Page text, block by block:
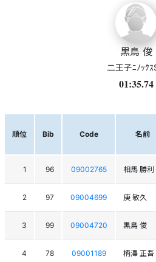
黒鳥 俊
二王子ﾆﾉｯｸｽ
01:35.74
順位 Bib Code 名前
1 96 09002765 相馬 勝利
2 97 09004699 庚 敏久
3 99 09004720 黒鳥 俊
4 78 09001189 柄澤 正吾